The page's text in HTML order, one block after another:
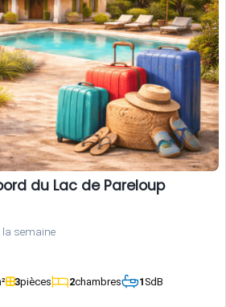
du Lac de Pareloup
la semaine
3pièces 2chambres 1SdB